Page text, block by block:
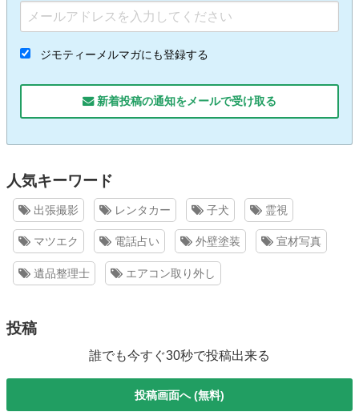
ジモティーメルマガにも登録する
新着投稿の通知をメールで受け取る
人気キーワード
出張撮影 レンタカー 子犬 霊視
マツエク 電話占い 外壁塗装 宣材写真
遺品整理士 エアコン取り外し
投稿
誰でも今すぐ30秒で投稿出来る
投稿画面へ (無料)